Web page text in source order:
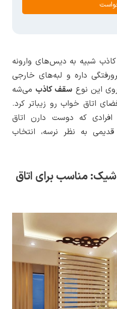
شبیه به دیس‌های وارونه
داره و لبه‌های خارجی
این نوع سقف کاذب می‌شه
اتاق خواب رو زیباتر کرد.
افرادی که دوست دارن اتاق
به نظر نرسه، انتخاب
مناسب برای اتاق